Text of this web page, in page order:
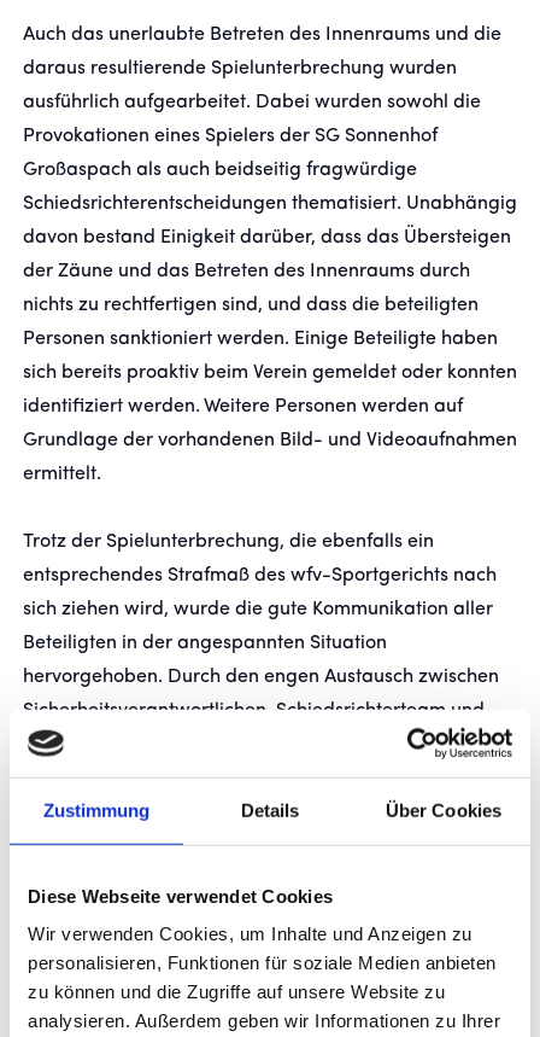
Zustimmung Details Über Cookies
Diese Webseite verwendet Cookies
Wir verwenden Cookies, um Inhalte und Anzeigen zu
personalisieren, Funktionen für soziale Medien anbieten
zu können und die Zugriffe auf unsere Website zu
analysieren. Außerdem geben wir Informationen zu Ihrer
Auch das unerlaubte Betreten des Innenraums und die
daraus resultierende Spielunterbrechung wurden
ausführlich aufgearbeitet. Dabei wurden sowohl die
Provokationen eines Spielers der SG Sonnenhof
Großaspach als auch beidseitig fragwürdige
Schiedsrichterentscheidungen thematisiert. Unabhängig
davon bestand Einigkeit darüber, dass das Übersteigen
der Zäune und das Betreten des Innenraums durch
nichts zu rechtfertigen sind, und dass die beteiligten
Personen sanktioniert werden. Einige Beteiligte haben
sich bereits proaktiv beim Verein gemeldet oder konnten
identifiziert werden. Weitere Personen werden auf
Grundlage der vorhandenen Bild- und Videoaufnahmen
ermittelt.
Trotz der Spielunterbrechung, die ebenfalls ein
entsprechendes Strafmaß des wfv-Sportgerichts nach
sich ziehen wird, wurde die gute Kommunikation aller
Beteiligten in der angespannten Situation
hervorgehoben. Durch den engen Austausch zwischen
Sicherheitsverantwortlichen, Schiedsrichterteam und
Fanvertretern konnte die Partie ordnungsgemäß und
ohne weitere Zwischenfälle beendet werden.
Nach Spielende kam es zudem zu einem Böllerwurf auf
gesundheitliche Beeinträchtigungen. Die Aufarbeitung
des Vorfalls erfolgte bereits am
Pfingstwochenende, und die Kosten für den